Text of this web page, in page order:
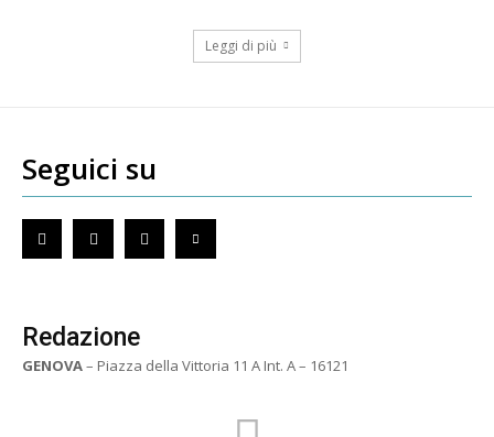
Leggi di più
Seguici su
Redazione
GENOVA– Piazza della Vittoria 11 A Int. A – 16121